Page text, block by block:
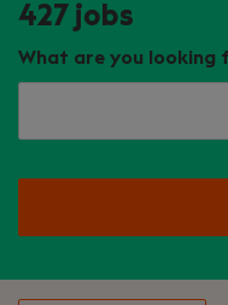
427 jobs
What are you looking